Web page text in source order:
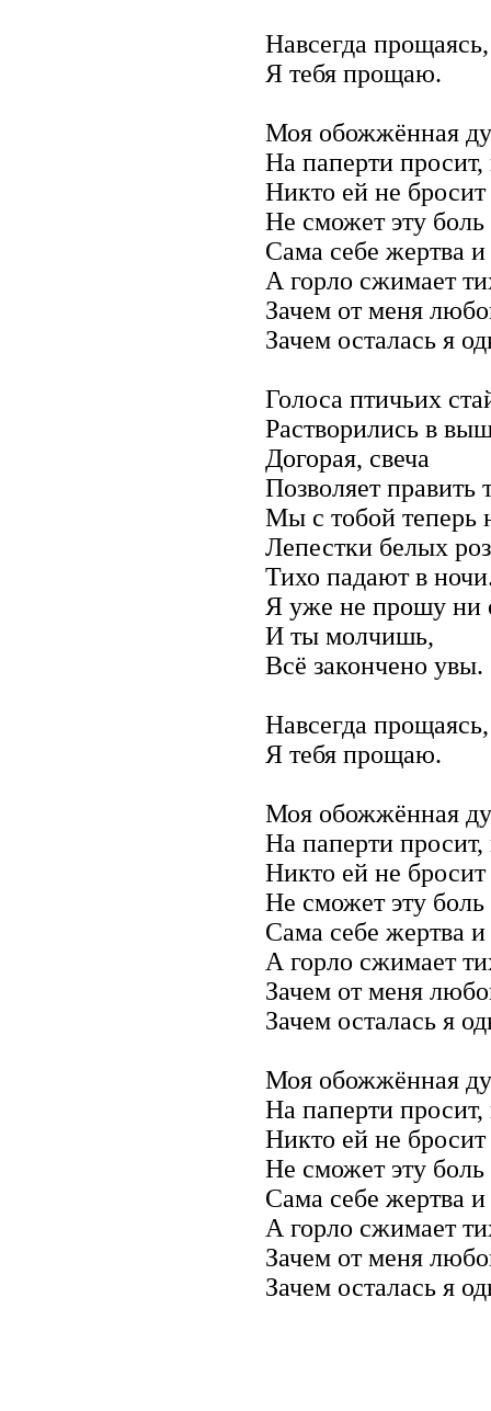
Навсегда прощаясь,
Я тебя прощаю.
Моя обожжённая
На паперти
Никто ей не
Не сможет эту боль
Сама себе жертва и
А горло сжимает
Зачем от меня
Зачем осталась я
Голоса птичьих
Растворились в
Догорая, свеча
Позволяет править
Мы с тобой теперь
Лепестки белых роз
Тихо падают в
Я уже не прошу ни
И ты молчишь,
Всё закончено увы.
Навсегда прощаясь,
Я тебя прощаю.
Моя обожжённая
На паперти
Никто ей не
Не сможет эту боль
Сама себе жертва и
А горло сжимает
Зачем от меня
Зачем осталась я
Моя обожжённая
На паперти
Никто ей не
Не сможет эту боль
Сама себе жертва и
А горло сжимает
Зачем от меня
Зачем осталась я